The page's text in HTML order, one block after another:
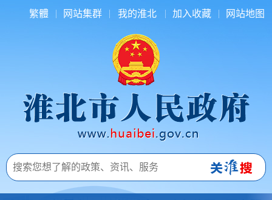
繁體 网站集群 我的淮北 加入收藏 网站地图